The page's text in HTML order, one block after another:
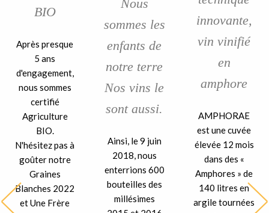
BIO
Après presque
5 ans
d'engagement,
nous sommes
certifié
Agriculture
BIO.
N'hésitez pas à
goûter notre
Graines
Blanches 2022
et Une Frère
Nous
sommes les
enfants de
notre terre
Nos vins le
sont aussi.
Ainsi, le 9 juin
2018, nous
enterrions 600
bouteilles des
millésimes
innovante,
vin vinifié
en
amphore
AMPHORAE
est une cuvée
élevée 12 mois
dans des «
Amphores » de
140 litres en
argile tournées